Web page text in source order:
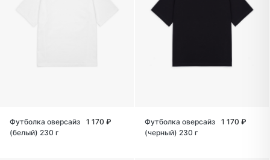
Футболка оверсайз
(белый) 230 г
1 170 ₽
Футболка оверсайз
(черный) 230 г
1 170 ₽